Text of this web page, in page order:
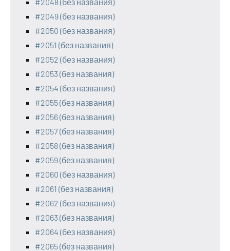
#2049 (без названия)
#2050 (без названия)
#2051 (без названия)
#2052 (без названия)
#2053 (без названия)
#2054 (без названия)
#2055 (без названия)
#2056 (без названия)
#2057 (без названия)
#2058 (без названия)
#2059 (без названия)
#2060 (без названия)
#2061 (без названия)
#2062 (без названия)
#2063 (без названия)
#2064 (без названия)
#2065 (без названия)